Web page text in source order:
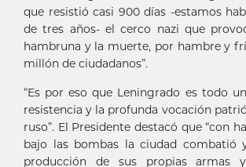
que resistió casi 900 días -estamos
de tres años- el cerco nazi que
hambruna y la muerte, por hambre y
millón de ciudadanos”.
“Es por eso que Leningrado es todo
resistencia y la profunda vocación
ruso”. El Presidente destacó que “con
bajo las bombas la ciudad combatió
producción de sus propias armas